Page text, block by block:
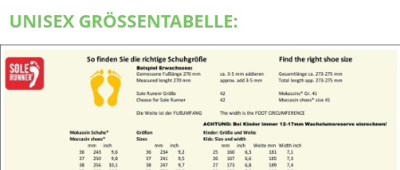
UNISEX GRÖSSENTABELLE: